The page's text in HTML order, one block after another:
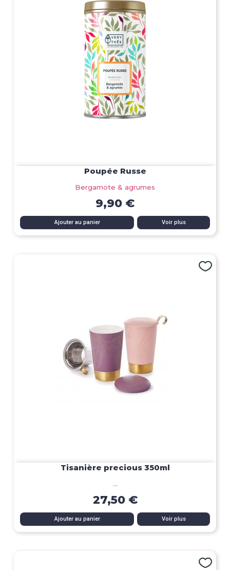
Poupée Russe
Bergamote & agrumes
9,90 €
Ajouter au panier Voir plus
Tisanière precious 350ml
...
27,50 €
Ajouter au panier Voir plus